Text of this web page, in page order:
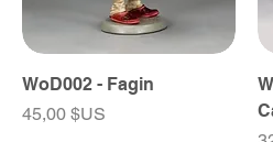
WoD002 - Fagin
Prix
45,00 $US